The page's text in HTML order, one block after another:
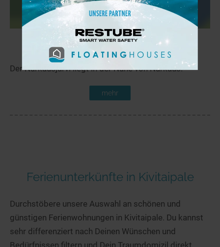
Narkausjärvi 10,5 km
Der Narkausjärvi liegt in der Nähe von Narkaus.
mehr
Ferienunterkünfte in Kivitaipale
Durchstöbere unsere Auswahl an schönen und
günstigen Ferienwohnungen in Kivitaipale. Du kannst
sehr differenziert nach Deinen Wünschen und
Bedürfnissen filtern und Dein Traumdomizil direkt